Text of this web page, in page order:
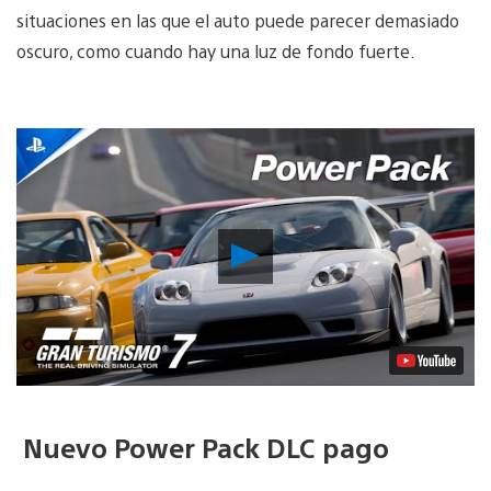
situaciones en las que el auto puede parecer demasiado
oscuro, como cuando hay una luz de fondo fuerte.
Reproducir
Video
Nuevo Power Pack DLC pago